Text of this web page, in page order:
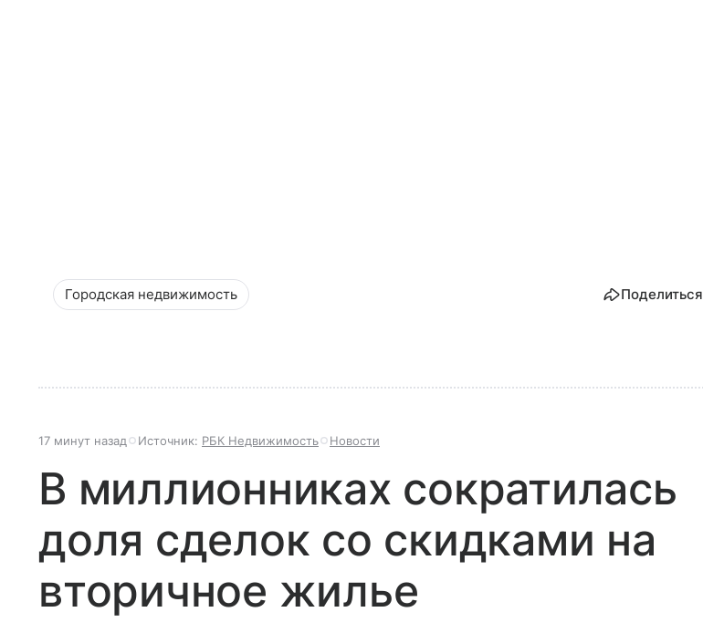
Городская недвижимость Поделиться
17 минут назад Источник: РБК Недвижимость Новости
В миллионниках сократилась
доля сделок со скидками на
вторичное жилье